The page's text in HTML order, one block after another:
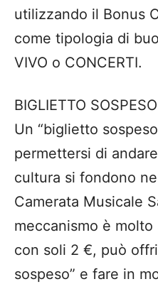
utilizzando il Bonus
come tipologia di
VIVO o CONCERTI.
BIGLIETTO SOSPESO
Un “biglietto
permettersi di
cultura si fondono
Camerata Musicale
meccanismo è
con soli 2 €, può
sospeso” e fare in